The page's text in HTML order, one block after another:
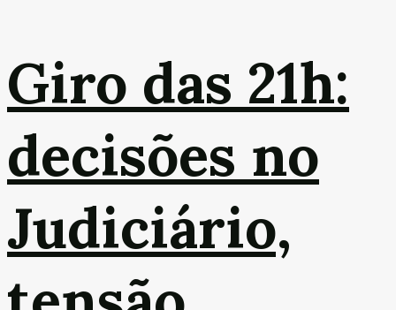
Giro das 21h:
decisões no
Judiciário,